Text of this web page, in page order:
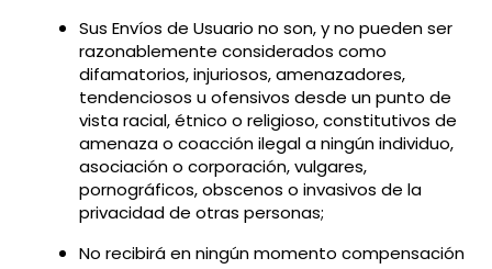
Sus Envíos de Usuario no son, y no pueden ser
razonablemente considerados como
difamatorios, injuriosos, amenazadores,
tendenciosos u ofensivos desde un punto de
vista racial, étnico o religioso, constitutivos de
amenaza o coacción ilegal a ningún individuo,
asociación o corporación, vulgares,
pornográficos, obscenos o invasivos de la
privacidad de otras personas;
No recibirá en ningún momento compensación